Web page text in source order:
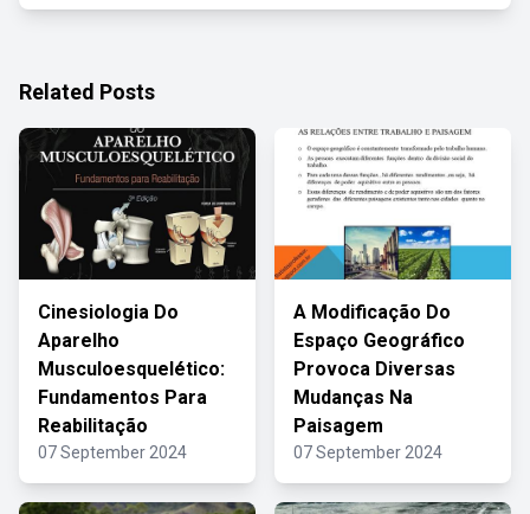
Related Posts
Cinesiologia Do
Aparelho
Musculoesquelético:
Fundamentos Para
Reabilitação
07 September 2024
A Modificação Do
Espaço Geográfico
Provoca Diversas
Mudanças Na
Paisagem
07 September 2024